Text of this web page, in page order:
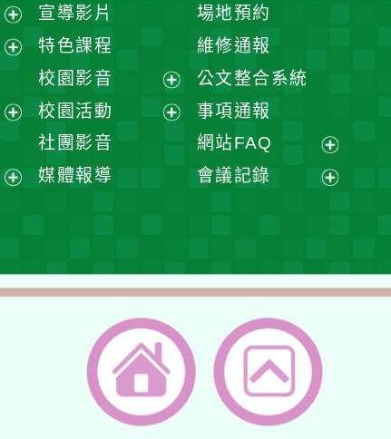
展
開
單
選
選
單
宣導影片
特色課程
校園影音
展
校園活動
社團影音
媒體報導
場地預約
維修通報
公文整合系統
事項通報
網站FAQ
展
會議記錄
單